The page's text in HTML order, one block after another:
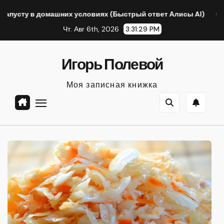
условиях (Быстрый ответ Алисы AI)
Полушашлык из
Чт. Авг 6th, 2026
3:31:31 PM
Игорь Полевой
Моя записная книжка